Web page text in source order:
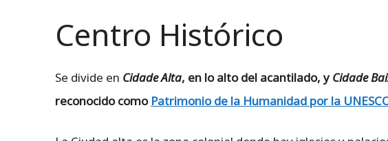
Centro Histórico
Se divide en Cidade Alta, en lo alto del acantilado, yCidade
reconocido como Patrimonio de la Humanidad por la